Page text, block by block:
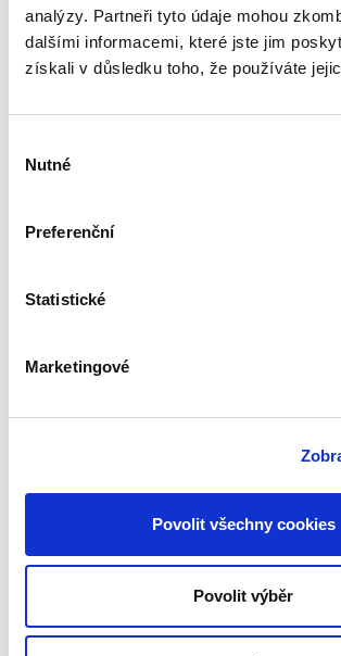
analýzy. Partneři tyto údaje mohou
dalšími informacemi, které jste jim
získali v důsledku toho, že používáte
souhlasu
Nutné
Preferenční
Statistické
Marketingové
Povolit všechny cookies
Povolit výběr
Transpozice
rodičovské
Lucie Přenosilová
směrnice Evropského parlamentu a
poměrech
společností.
Otevřené a
rozdělování
kapitálu